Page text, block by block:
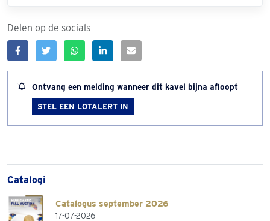
Delen op de socials
Ontvang een melding wanneer dit kavel bijna afloopt
STEL EEN LOTALERT IN
Catalogi
Catalogus september 2026
17-07-2026